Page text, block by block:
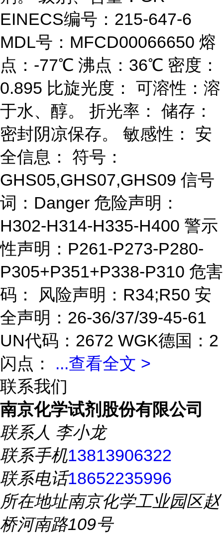
EINECS编号：215-647-6
MDL号：MFCD00066650 熔
点：-77℃ 沸点：36℃ 密度：
0.895 比旋光度： 可溶性：溶
于水、醇。 折光率： 储存：
密封阴凉保存。 敏感性： 安
全信息： 符号：
GHS05,GHS07,GHS09 信号
词：Danger 危险声明：
H302-H314-H335-H400 警示
性声明：P261-P273-P280-
P305+P351+P338-P310 危害
码： 风险声明：R34;R50 安
全声明：26-36/37/39-45-61
UN代码：2672 WGK德国：2
闪点： ...查看全文 >
联系我们
南京化学试剂股份有限公司
联系人 李小龙
联系手机13813906322
联系电话18652235996
所在地址南京化学工业园区赵
桥河南路109号